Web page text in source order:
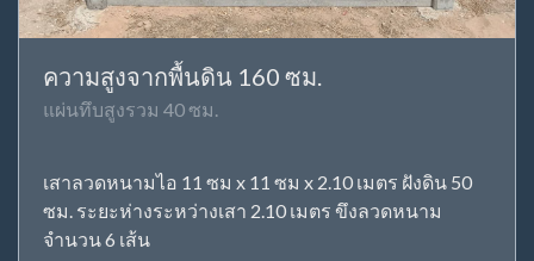
ความสูงจากพื้นดิน 160 ซม.
แผ่นทึบสูงรวม 40 ซม.
เสาลวดหนามไอ 11 ซม x 11 ซม x 2.10 เมตร ฝังดิน 50
ซม. ระยะห่างระหว่างเสา 2.10 เมตร ขึงลวดหนาม
จำนวน 6 เส้น